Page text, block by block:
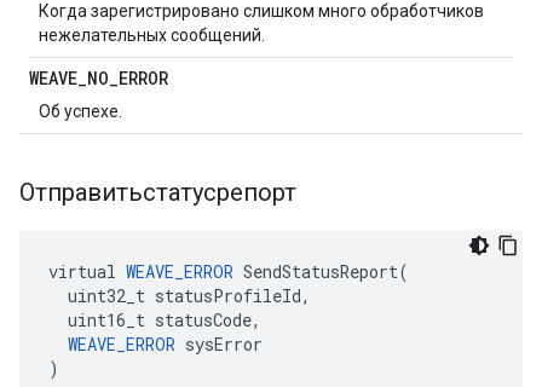
Когда зарегистрировано слишком много обработчиков
нежелательных сообщений.
WEAVE_NO_ERROR
Об успехе.
Отправитьстатусрепорт
virtual WEAVE_ERROR SendStatusReport(
  uint32_t statusProfileId,
  uint16_t statusCode,
WEAVE_ERROR sysError
)